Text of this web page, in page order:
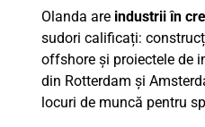
Olanda are industrii în
sudori calificați:
offshore și proiectele de
din Rotterdam și
locuri de muncă pentru